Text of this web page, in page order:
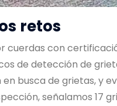
retos
con
de detección de
busca de grietas, y
señalamos 17